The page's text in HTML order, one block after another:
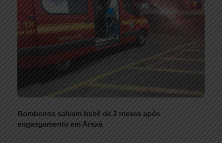
Bombeiros salvam bebê de 2 meses após
engasgamento em Araxá